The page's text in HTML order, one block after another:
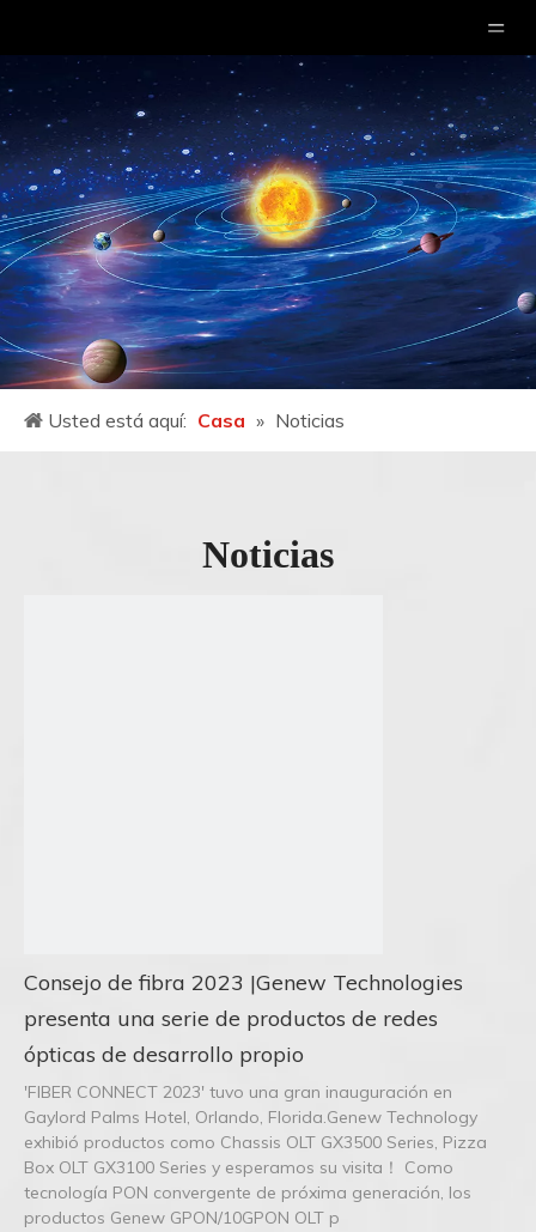
Usted está aquí: Casa » Noticias
Noticias
Consejo de fibra 2023 |Genew Technologies
presenta una serie de productos de redes
ópticas de desarrollo propio
'FIBER CONNECT 2023' tuvo una gran inauguración en
Gaylord Palms Hotel, Orlando, Florida.Genew Technology
exhibió productos como Chassis OLT GX3500 Series, Pizza
Box OLT GX3100 Series y esperamos su visita！ Como
tecnología PON convergente de próxima generación, los
productos Genew GPON/10GPON OLT p